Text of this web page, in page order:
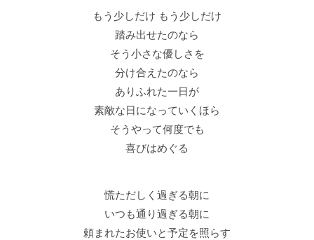
もう少しだけ もう少しだけ
踏み出せたのなら
そう小さな優しさを
分け合えたのなら
ありふれた一日が
素敵な日になっていくほら
そうやって何度でも
喜びはめぐる
慌ただしく過ぎる朝に
いつも通り過ぎる朝に
頼まれたお使いと予定を照らす